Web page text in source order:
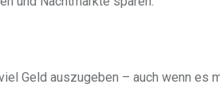
Geld auszugeben – auch wenn es